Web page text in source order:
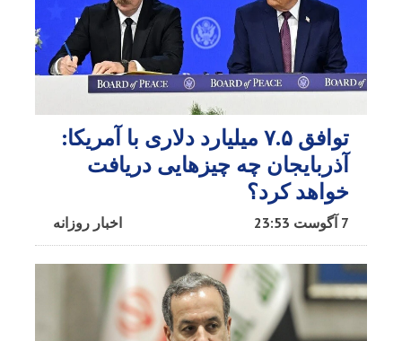
توافق ۷.۵ میلیارد دلاری با آمریکا:
آذربایجان چه چیزهایی دریافت
خواهد کرد؟
اخبار روزانه 7 آگوست 23:53